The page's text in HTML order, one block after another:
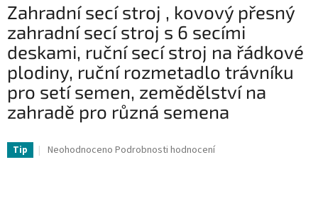
Zahradní secí stroj , kovový přesný
zahradní secí stroj s 6 secími
deskami, ruční secí stroj na řádkové
plodiny, ruční rozmetadlo trávníku
pro setí semen, zemědělství na
zahradě pro různá semena
Tip
Průměrné
Neohodnoceno Podrobnosti hodnocení